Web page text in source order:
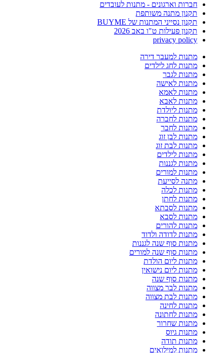
חברות וארגונים - מתנות לעובדים
תקנון מתנה משותפת
תקנון נסייני המתנות של BUYME
תקנון פעילות ט"ו באב 2026
privacy policy
מתנות למעבר דירה
מתנות לחג לילדים
מתנות לגבר
מתנות לאישה
מתנות לאמא
מתנות לאבא
מתנות ליולדת
מתנות לחברה
מתנות לחבר
מתנות לבן זוג
מתנות לבת זוג
מתנות לילדים
מתנות לגננות
מתנות למורים
מתנה לסייעת
מתנות לכלה
מתנות לחתן
מתנות לסבתא
מתנות לסבא
מתנות להורים
מתנות לדודה ולדוד
מתנות סוף שנה לגננות
מתנות סוף שנה למורים
מתנות ליום הולדת
מתנות ליום נישואין
מתנות סוף שנה
מתנות לבר מצווה
מתנות לבת מצווה
מתנות לחינה
מתנות לחתונה
מתנות שחרור
מתנות גיוס
מתנות תודה
מתנות למילואים